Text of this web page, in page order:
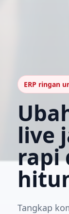
ERP ringan
live
rapi
Tangkap